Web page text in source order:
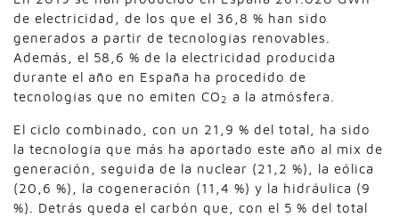
de electricidad, de los que el 36,8 % han sido
generados a partir de tecnologías renovables.
Además, el 58,6 % de la electricidad producida
durante el año en España ha procedido de
tecnologías que no emiten CO 2 a la atmósfera.
El ciclo combinado, con un 21,9 % del total, ha sido
la tecnología que más ha aportado este año al mix de
generación, seguida de la nuclear (21,2 %), la eólica
(20,6 %), la cogeneración (11,4 %) y la hidráulica (9
%). Detrás queda el carbón que, con el 5 % del total